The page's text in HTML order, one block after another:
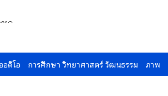
อดีโอ การศึกษา วิทยาศาสตร์ วัฒนธรรม ภาพ